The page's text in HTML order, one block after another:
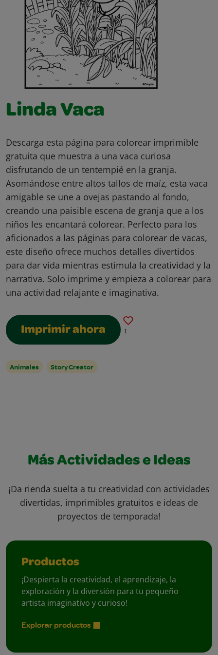
Linda Vaca
Descarga esta página para colorear imprimible
gratuita que muestra a una vaca curiosa
disfrutando de un tentempié en la granja.
Asomándose entre altos tallos de maíz, esta vaca
amigable se une a ovejas pastando al fondo,
creando una paisible escena de granja que a los
niños les encantará colorear. Perfecto para los
aficionados a las páginas para colorear de vacas,
este diseño ofrece muchos detalles divertidos
para dar vida mientras estimula la creatividad y la
narrativa. Solo imprime y empieza a colorear para
una actividad relajante e imaginativa.
Imprimir ahora 1
Animales Story Creator
Más Actividades e Ideas
¡Da rienda suelta a tu creatividad con actividades
divertidas, imprimibles gratuitos e ideas de
proyectos de temporada!
Productos
¡Despierta la creatividad, el aprendizaje, la
exploración y la diversión para tu pequeño
artista imaginativo y curioso!
Explorar productos